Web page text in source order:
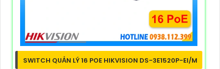
SWITCH QUẢN LÝ 16 POE HIKVISION DS-3E1520P-EI/M